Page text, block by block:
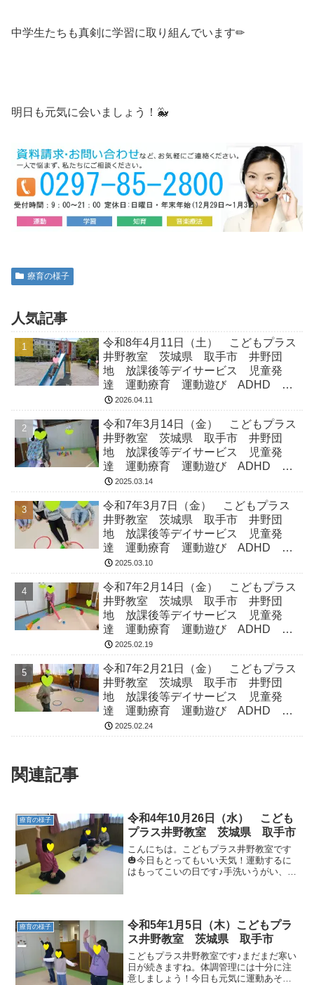
中学生たちも真剣に学習に取り組んでいます✏
明日も元気に会いましょう！🐳
療育の様子
人気記事
令和8年4月11日（土） こどもプラス
井野教室 茨城県 取手市 井野団
地 放課後等デイサービス 児童発
達 運動療育 運動遊び ADHD 療
育 発達障がい
2026.04.11
令和7年3月14日（金） こどもプラス
井野教室 茨城県 取手市 井野団
地 放課後等デイサービス 児童発
達 運動療育 運動遊び ADHD 療
育 発達障がい
2025.03.14
令和7年3月7日（金） こどもプラス
井野教室 茨城県 取手市 井野団
地 放課後等デイサービス 児童発
達 運動療育 運動遊び ADHD 療
育 発達障がい
2025.03.10
令和7年2月14日（金） こどもプラス
井野教室 茨城県 取手市 井野団
地 放課後等デイサービス 児童発
達 運動療育 運動遊び ADHD 療
育 発達障がい
2025.02.19
令和7年2月21日（金） こどもプラス
井野教室 茨城県 取手市 井野団
地 放課後等デイサービス 児童発
達 運動療育 運動遊び ADHD 療
育 発達障がい
2025.02.24
関連記事
療育の様子
令和4年10月26日（水） こども
プラス井野教室 茨城県 取手市
こんにちは。こどもプラス井野教室です
🎃今日もとってもいい天気！運動するに
はもってこいの日です♪手洗いうがい、消
療育の様子
令和5年1月5日（木）こどもプラ
ス井野教室 茨城県 取手市
こどもプラス井野教室です♪まだまだ寒い
日が続きますね。体調管理には十分に注
意しましょう！今日も元気に運動あそび